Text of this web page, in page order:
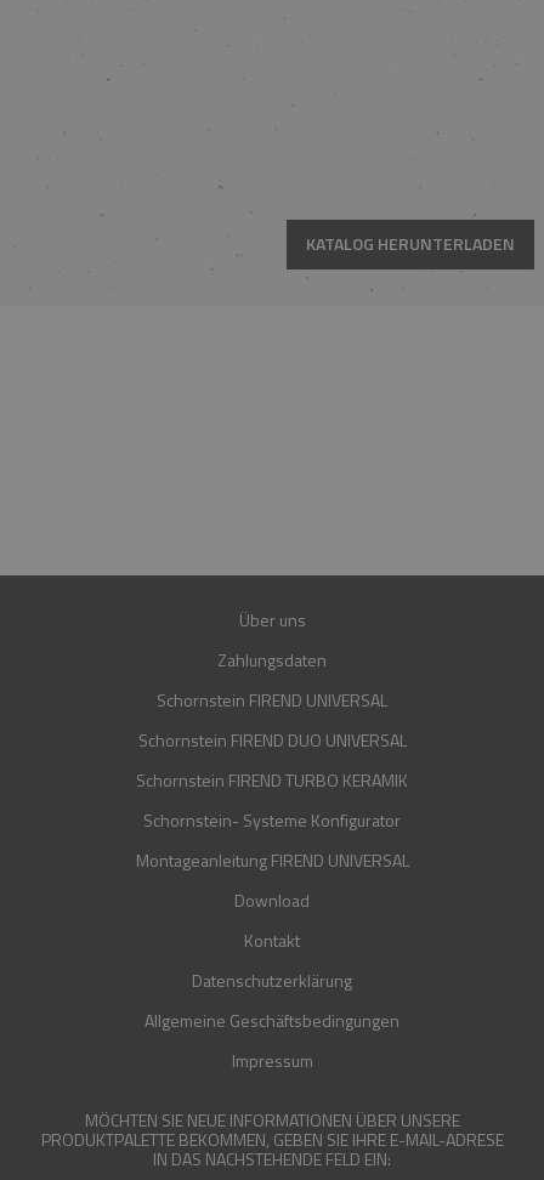
KATALOG HERUNTERLADEN
Über uns
Zahlungsdaten
Schornstein FIREND UNIVERSAL
Schornstein FIREND DUO UNIVERSAL
Schornstein FIREND TURBO KERAMIK
Schornstein- Systeme Konfigurator
Montageanleitung FIREND UNIVERSAL
Download
Kontakt
Datenschutzerklärung
Allgemeine Geschäftsbedingungen
Impressum
MÖCHTEN SIE NEUE INFORMATIONEN ÜBER UNSERE
PRODUKTPALETTE BEKOMMEN, GEBEN SIE IHRE E-MAIL-ADRESE
IN DAS NACHSTEHENDE FELD EIN: